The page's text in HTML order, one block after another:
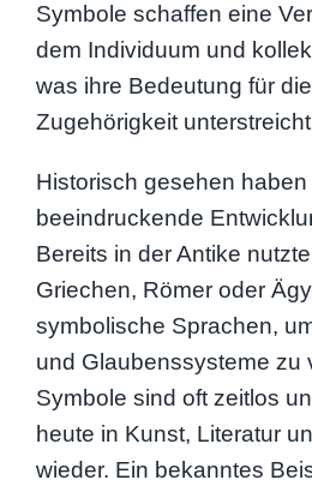
Symbole schaffen eine
dem Individuum und
was ihre Bedeutung für
Zugehörigkeit
Historisch gesehen
beeindruckende
Bereits in der Antike
Griechen, Römer oder
symbolische Sprachen,
und Glaubenssysteme zu
Symbole sind oft zeitlos
heute in Kunst, Literatur
wieder. Ein bekanntes